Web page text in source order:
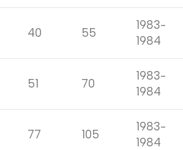
40 55
1983-
1984
51 70
1983-
1984
77 105
1983-
1984